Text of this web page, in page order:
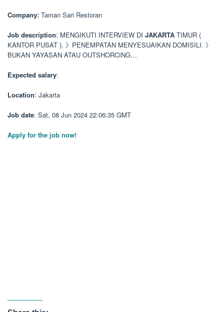
Company: Taman Sari Restoran
Job description: MENGIKUTI INTERVIEW DI JAKARTA TIMUR (
KANTOR PUSAT ). 》PENEMPATAN MENYESUAIKAN DOMISILI. 》
BUKAN YAYASAN ATAU OUTSHORCING…
Expected salary:
Location: Jakarta
Job date: Sat, 08 Jun 2024 22:06:35 GMT
Apply for the job now!